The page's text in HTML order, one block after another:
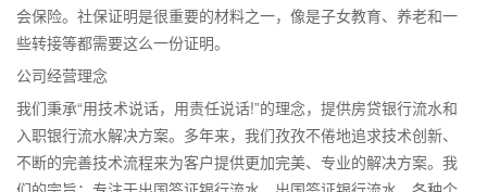
会保险。社保证明是很重要的材料之一，像是子女教育、养老和一
些转接等都需要这么一份证明。
公司经营理念
我们秉承“用技术说话，用责任说话!”的理念，提供房贷银行流水和
入职银行流水解决方案。多年来，我们孜孜不倦地追求技术创新、
不断的完善技术流程来为客户提供更加完美、专业的解决方案。我